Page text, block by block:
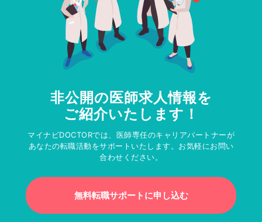
非公開の医師求人情報を
ご紹介いたします！
マイナビDOCTORでは、医師専任のキャリアパートナーが
あなたの転職活動をサポートいたします。お気軽にお問い
合わせください。
無料転職サポートに申し込む